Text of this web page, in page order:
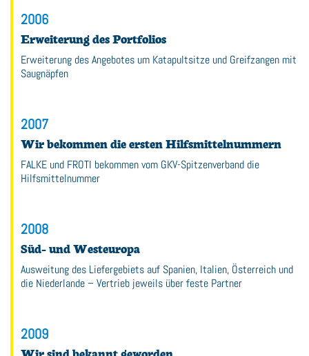
2006
Erweiterung des Portfolios
Erweiterung des Angebotes um Katapultsitze und Greifzangen mit
Saugnäpfen
2007
Wir bekommen die ersten Hilfsmittelnummern
FALKE und FROTI bekommen vom GKV-Spitzenverband die
Hilfsmittelnummer
2008
Süd- und Westeuropa
Ausweitung des Liefergebiets auf Spanien, Italien, Österreich und
die Niederlande – Vertrieb jeweils über feste Partner
2009